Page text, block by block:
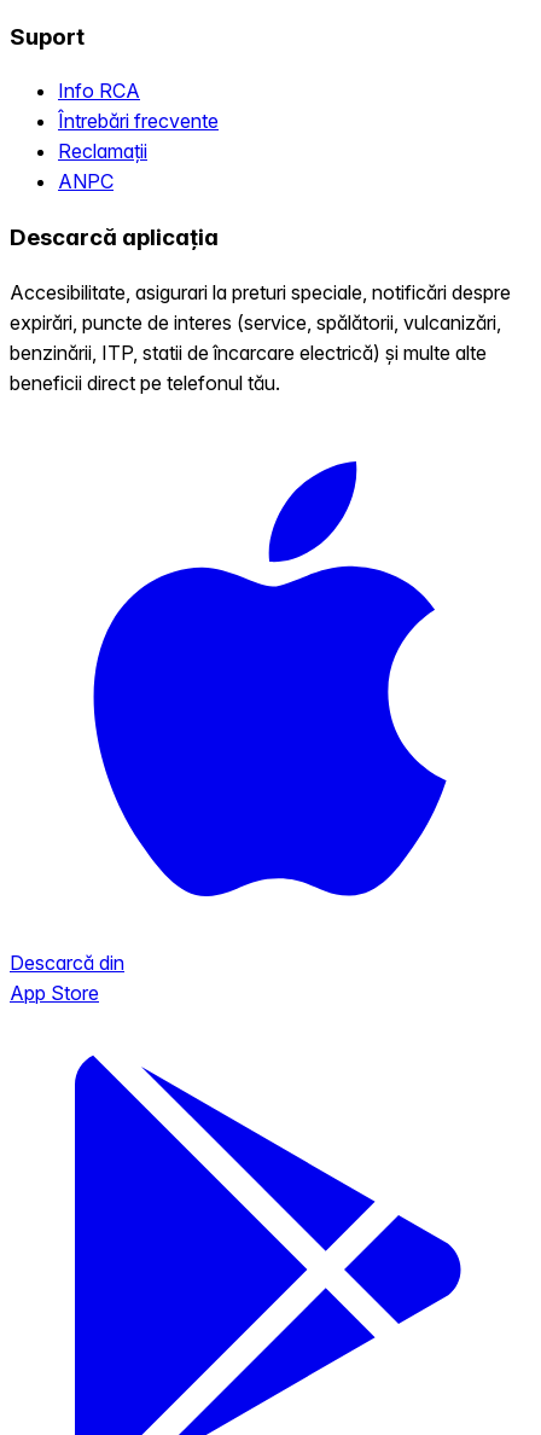
Suport
Info RCA
Întrebări frecvente
Reclamații
ANPC
Descarcă aplicația
Accesibilitate, asigurari la preturi speciale, notificări despre
expirări, puncte de interes (service, spălătorii, vulcanizări,
benzinării, ITP, statii de încarcare electrică) și multe alte
beneficii direct pe telefonul tău.
Descarcă din
App Store